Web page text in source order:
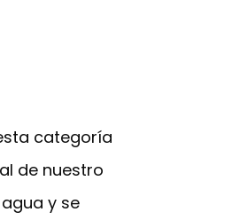
categoría
de nuestro
y se